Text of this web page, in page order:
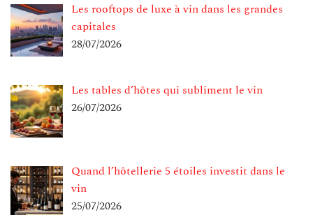
Les rooftops de luxe à vin dans les grandes
capitales
28/07/2026
Les tables d’hôtes qui subliment le vin
26/07/2026
Quand l’hôtellerie 5 étoiles investit dans le
vin
25/07/2026